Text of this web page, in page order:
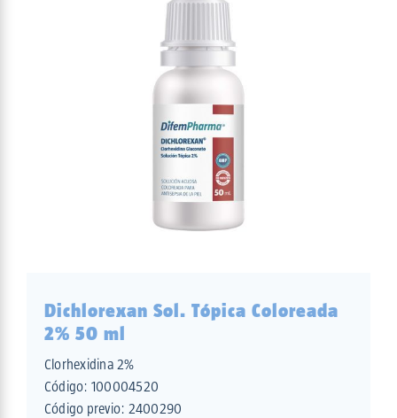
Dichlorexan Sol. Tópica Coloreada
2% 50 ml
Clorhexidina 2%
Código: 100004520
Código previo: 2400290